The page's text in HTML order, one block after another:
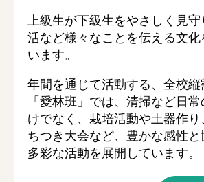
上級生が下級生をやさしく見
活など様々なことを伝える文化
います。
年間を通じて活動する、全校
「愛林班」では、清掃など日
けでなく、栽培活動や土器作り
ちつき大会など、豊かな感性
多彩な活動を展開しています。